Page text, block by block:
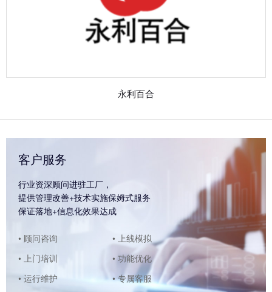
永利百合
客户服务
行业资深顾问进驻工厂，
提供管理改善+技术实施保姆式服务
保证落地+信息化效果达成
• 顾问咨询
• 上线模拟
• 上门培训
• 功能优化
• 运行维护
• 专属客服